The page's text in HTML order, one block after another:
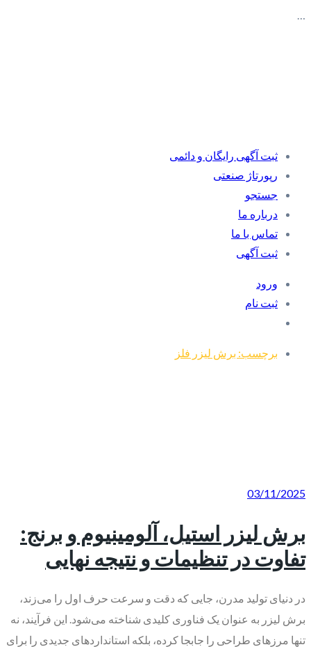
…
ثبت آگهی رایگان و دائمی
رپورتاژ صنعتی
جستجو
درباره ما
تماس با ما
ثبت آگهی
ورود
ثبت نام
برچسب: برش لیزر فلز
03/11/2025
برش لیزر استیل، آلومینیوم و برنج:
تفاوت در تنظیمات و نتیجه نهایی
در دنیای تولید مدرن، جایی که دقت و سرعت حرف اول را می‌زند،
برش لیزر به عنوان یک فناوری کلیدی شناخته می‌شود. این فرآیند، نه
تنها مرزهای طراحی را جابجا کرده، بلکه استانداردهای جدیدی را برای